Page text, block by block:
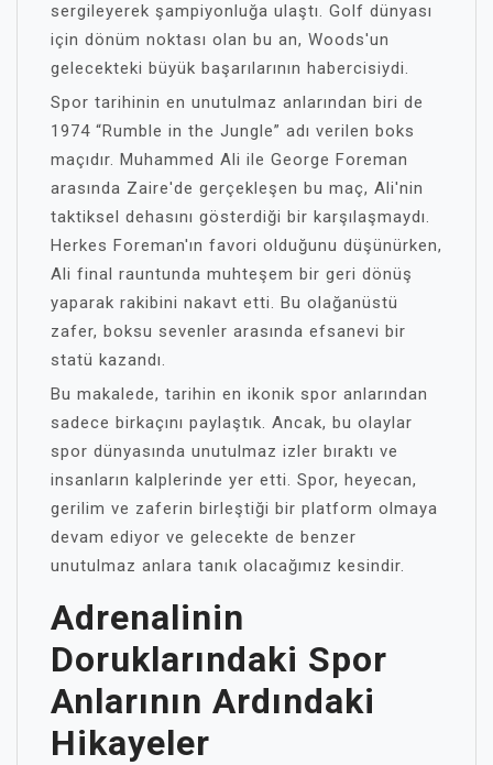
sergileyerek şampiyonluğa ulaştı. Golf dünyası
için dönüm noktası olan bu an, Woods'un
gelecekteki büyük başarılarının habercisiydi.
Spor tarihinin en unutulmaz anlarından biri de
1974 “Rumble in the Jungle” adı verilen boks
maçıdır. Muhammed Ali ile George Foreman
arasında Zaire'de gerçekleşen bu maç, Ali'nin
taktiksel dehasını gösterdiği bir karşılaşmaydı.
Herkes Foreman'ın favori olduğunu düşünürken,
Ali final rauntunda muhteşem bir geri dönüş
yaparak rakibini nakavt etti. Bu olağanüstü
zafer, boksu sevenler arasında efsanevi bir
statü kazandı.
Bu makalede, tarihin en ikonik spor anlarından
sadece birkaçını paylaştık. Ancak, bu olaylar
spor dünyasında unutulmaz izler bıraktı ve
insanların kalplerinde yer etti. Spor, heyecan,
gerilim ve zaferin birleştiği bir platform olmaya
devam ediyor ve gelecekte de benzer
unutulmaz anlara tanık olacağımız kesindir.
Adrenalinin
Doruklarındaki Spor
Anlarının Ardındaki
Hikayeler